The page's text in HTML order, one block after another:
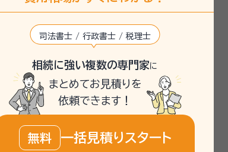
助かりました。説明もわかりやすく、費用も明確だったので
、何度でも回答してくださること。
司法書士 / 行政書士 / 税理士
相続に強い複数の専門家に
まとめてお見積りを
依頼できます！
無料 一括見積りスタート